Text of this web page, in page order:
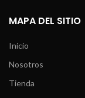
MAPA DEL SITIO
Inicio
Nosotros
Tienda